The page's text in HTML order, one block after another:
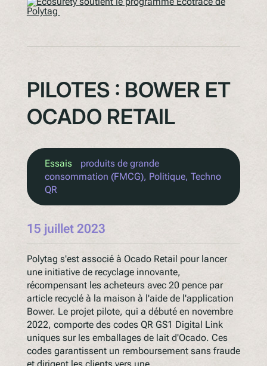
PILOTES : BOWER ET
OCADO RETAIL
Essais
produits de grande
consommation (FMCG), Politique, Techno
QR
15 juillet 2023
Polytag s'est associé à Ocado Retail pour lancer
une initiative de recyclage innovante,
récompensant les acheteurs avec 20 pence par
article recyclé à la maison à l'aide de l'application
Bower. Le projet pilote, qui a débuté en novembre
2022, comporte des codes QR GS1 Digital Link
uniques sur les emballages de lait d'Ocado. Ces
codes garantissent un remboursement sans fraude